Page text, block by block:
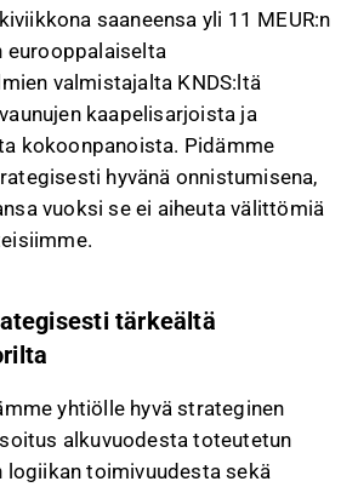
kolmen vuoden ajalle, ja sen
on noin 4 MEUR, mikä on vain
Incapin ennustetusta 286
tälle vuodelle.
on Euroopassa voimakkaasti
Incap odottaa tilausten
ajoneuvoihin, mikä voi
tulevaisuudessa.
aiheuta välittömiä muutoksia
Inderesinfoorumilla.
saaneensa yli 11 MEUR:n
eurooppalaiselta
valmistajalta KNDS:ltä
kaapelisarjoista ja
kokoonpanoista. Pidämme
hyvänä onnistumisena,
vuoksi se ei aiheuta välittömiä
tärkeältä
yhtiölle hyvä strateginen
alkuvuodesta toteutetun
logiikan toimivuudesta sekä